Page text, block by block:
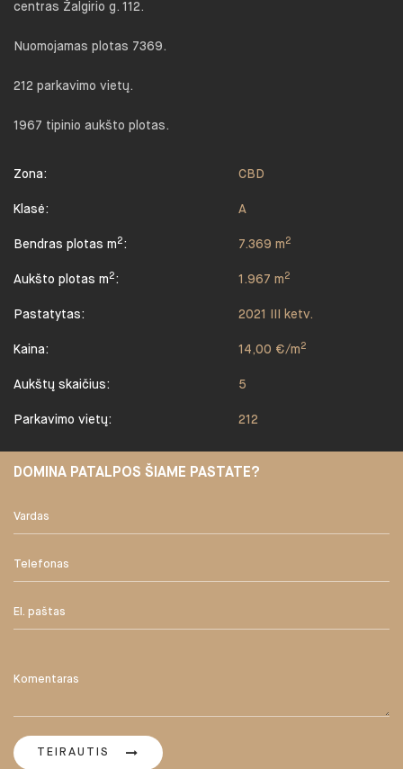
centras Žalgirio g. 112.
Nuomojamas plotas 7369.
212 parkavimo vietų.
1967 tipinio aukšto plotas.
Zona: CBD
Klasė: A
Bendras plotas m 2 : 7.369 m 2
Aukšto plotas m 2 : 1.967 m 2
Pastatytas: 2021 III ketv.
Kaina: 14,00 €/m 2
Aukštų skaičius: 5
Parkavimo vietų: 212
DOMINA PATALPOS ŠIAME PASTATE?
TEIRAUTIS